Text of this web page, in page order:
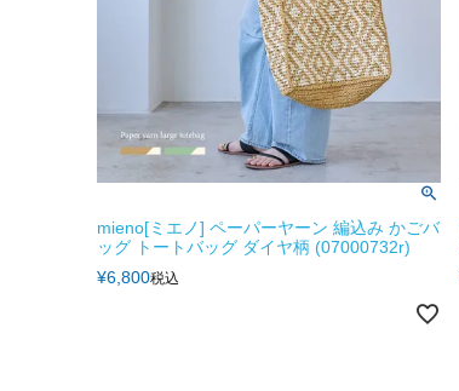
mieno[ミエノ] ペーパーヤーン 編込み かごバ
ッグ トートバッグ ダイヤ柄 (07000732r)
¥6,800税込